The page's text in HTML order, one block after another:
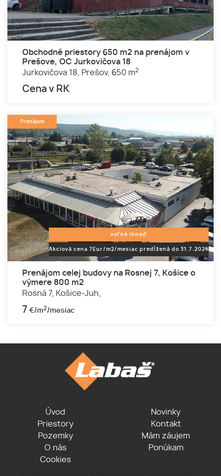
Obchodné priestory 650 m2 na prenájom v
Prešove, OC Jurkovičova 18
Jurkovičova 18,
Prešov, 650 m2
Cena v RK
Prenájom
voľné ihneď
Akciová cena 7Eur/m2/mesiac predĺžená do 31.7.2026
Prenájom celej budovy na Rosnej 7, Košice o
výmere 800 m2
Rosná 7, Košice-Juh,
7 €/m2/mesiac
Úvod
Priestory
Pozemky
O nás
Cookies
Novinky
Kontakt
Mám záujem
Ponúkam